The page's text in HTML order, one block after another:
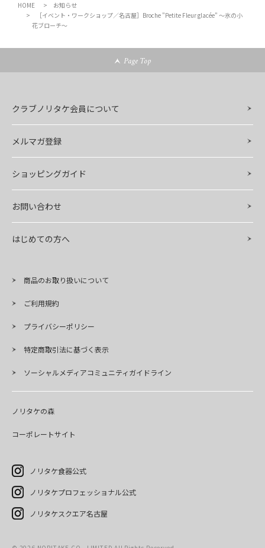
HOME
お知らせ
［イベント・ワークショップ／名古屋］Broche "Petite Fleur glacée" ～氷の小
花ブローチ～
Page Top
クラブノリタケ会員について
メルマガ登録
ショッピングガイド
お問い合わせ
はじめての方へ
商品のお取り扱いについて
ご利用規約
プライバシーポリシー
特定商取引法に基づく表示
ソーシャルメディアコミュニティガイドライン
ノリタケの森
コーポレートサイト
ノリタケ食器公式
ノリタケプロフェッショナル公式
ノリタケスクエア名古屋